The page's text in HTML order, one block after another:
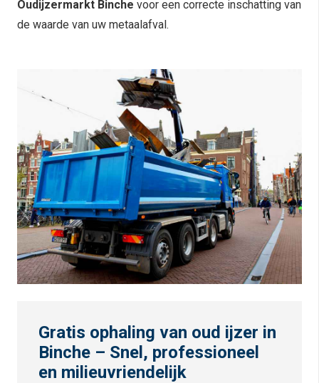
Oudijzermarkt Binche voor een correcte inschatting van
de waarde van uw metaalafval.
Gratis ophaling van oud ijzer in
Binche – Snel, professioneel
en milieuvriendelijk